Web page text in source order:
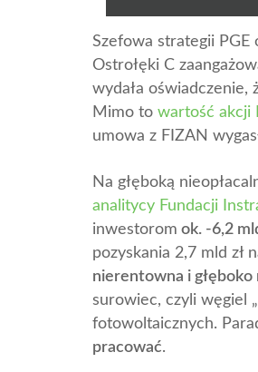
Szefowa strategii
Ostrołęki C
wydała oświadczenie,
Mimo to wartość akcji
umowa z FIZAN
Na głęboką
analitycy Fundacji
inwestorom ok. -6,2
pozyskania 2,7 mld zł
nierentowna i głęboko
surowiec, czyli węgiel
fotowoltaicznych.
pracować.